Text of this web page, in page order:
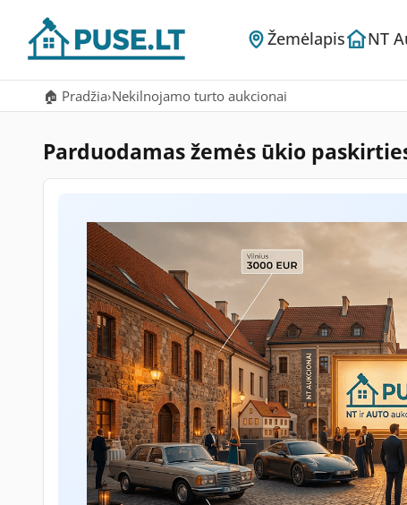
Žemėlapis NT
🏠 Pradžia›Nekilnojamo turto aukcionai
Parduodamas žemės ūkio